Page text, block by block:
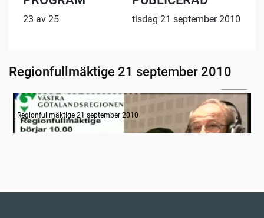
23 av 25 tisdag 21 september 2010
Regionfullmäktige 21 september 2010
Information
Regionfullmäktige 21 september 2010